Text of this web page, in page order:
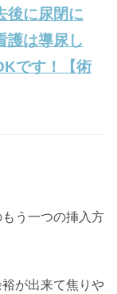
後に尿閉に
護は導尿し
です！【術
う一つの挿入方
が出来て焦りや